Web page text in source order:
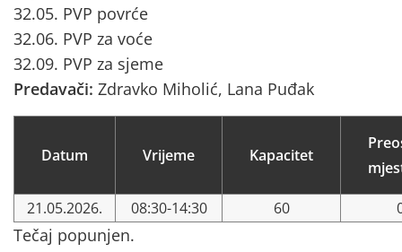
32.05. PVP povrće
32.06. PVP za voće
32.09. PVP za sjeme
Predavači: Zdravko Miholić, Lana Puđak
Datum Vrijeme Kapacitet
21.05.2026. 08:30-14:30 60
Tečaj popunjen.